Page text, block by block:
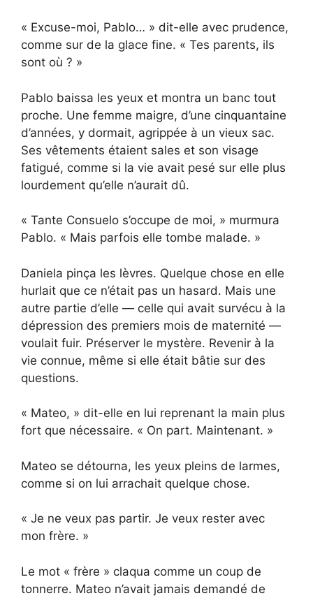
« Excuse-moi, Pablo… » dit-elle avec prudence,
comme sur de la glace fine. « Tes parents, ils
sont où ? »
Pablo baissa les yeux et montra un banc tout
proche. Une femme maigre, d’une cinquantaine
d’années, y dormait, agrippée à un vieux sac.
Ses vêtements étaient sales et son visage
fatigué, comme si la vie avait pesé sur elle plus
lourdement qu’elle n’aurait dû.
« Tante Consuelo s’occupe de moi, » murmura
Pablo. « Mais parfois elle tombe malade. »
Daniela pinça les lèvres. Quelque chose en elle
hurlait que ce n’était pas un hasard. Mais une
autre partie d’elle — celle qui avait survécu à la
dépression des premiers mois de maternité —
voulait fuir. Préserver le mystère. Revenir à la
vie connue, même si elle était bâtie sur des
questions.
« Mateo, » dit-elle en lui reprenant la main plus
fort que nécessaire. « On part. Maintenant. »
Mateo se détourna, les yeux pleins de larmes,
comme si on lui arrachait quelque chose.
« Je ne veux pas partir. Je veux rester avec
mon frère. »
Le mot « frère » claqua comme un coup de
tonnerre. Mateo n’avait jamais demandé de